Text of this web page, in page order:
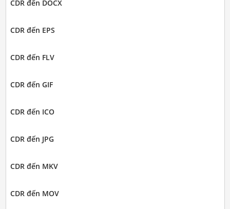
CDR đến DOCX
CDR đến EPS
CDR đến FLV
CDR đến GIF
CDR đến ICO
CDR đến JPG
CDR đến MKV
CDR đến MOV